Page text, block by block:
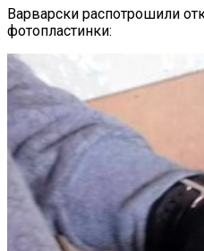
Варварски распотрошили
фотопластинки: